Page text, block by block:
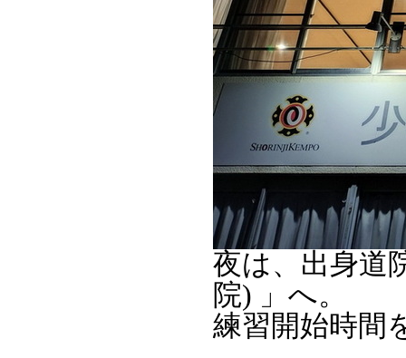
夜は、出身道
院) 」へ。
練習開始時間